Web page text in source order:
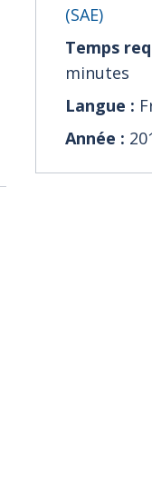
(SAE)
Temps
minutes
Langue :
Année :